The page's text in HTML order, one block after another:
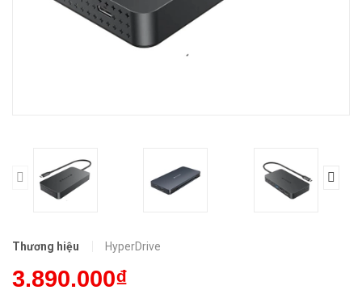
Thương hiệu HyperDrive
3.890.000₫